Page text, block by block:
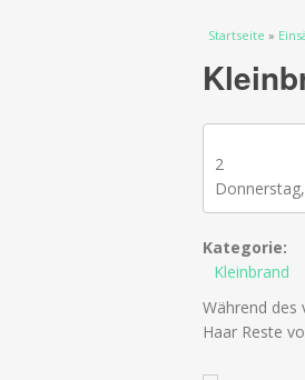
Sie sind hier
Startseite »
2
Kategorie:
Kleinbrand
Während des
Haar Reste